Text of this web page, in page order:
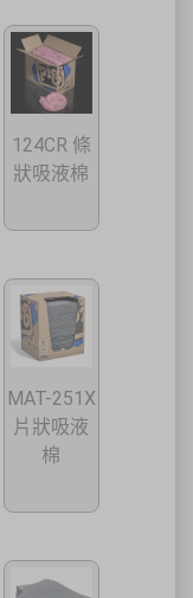
124CR 條
狀吸液棉
MAT-251X
片狀吸液
棉